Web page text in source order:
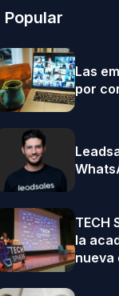
Popular
Las
por
TECH
la
nueva